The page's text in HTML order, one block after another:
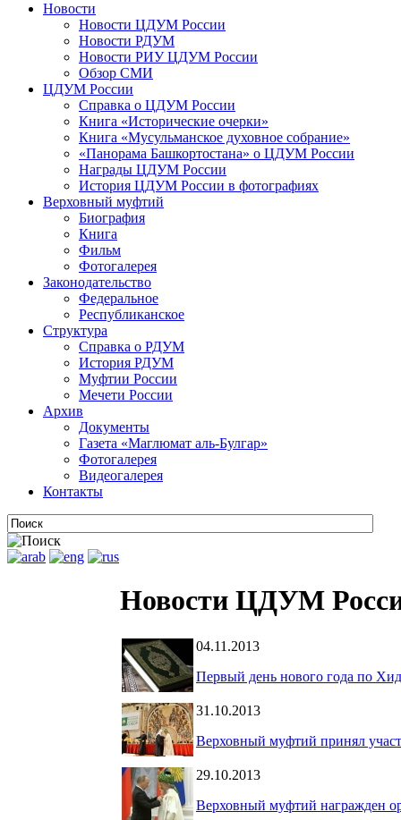
Новости
Новости ЦДУМ России
Новости РДУМ
Новости РИУ ЦДУМ России
Обзор СМИ
ЦДУМ России
Справка о ЦДУМ России
Книга «Исторические очерки»
Книга «Мусульманское духовное собрание»
«Панорама Башкортостана» о ЦДУМ России
Награды ЦДУМ России
История ЦДУМ России в фотографиях
Верховный муфтий
Биография
Книга
Фильм
Фотогалерея
Законодательство
Федеральное
Республиканское
Структура
Справка о РДУМ
История РДУМ
Муфтии России
Мечети России
Архив
Документы
Газета «Маглюмат аль-Булгар»
Фотогалерея
Видеогалерея
Контакты
Новости ЦДУМ
04.11.2013
Первый день нового года по
31.10.2013
Верховный муфтий принял
29.10.2013
Верховный муфтий награжден